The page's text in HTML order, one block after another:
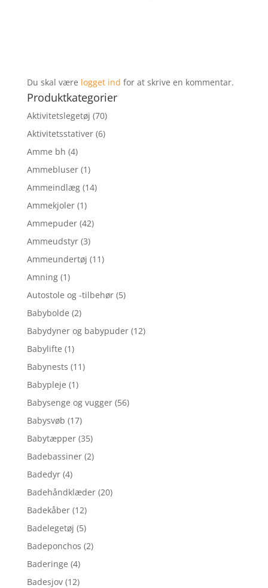
Du skal være logget ind for at skrive en kommentar.
Produktkategorier
Aktivitetslegetøj (70)
Aktivitetsstativer (6)
Amme bh (4)
Ammebluser (1)
Ammeindlæg (14)
Ammekjoler (1)
Ammepuder (42)
Ammeudstyr (3)
Ammeundertøj (11)
Amning (1)
Autostole og -tilbehør (5)
Babybolde (2)
Babydyner og babypuder (12)
Babylifte (1)
Babynests (11)
Babypleje (1)
Babysenge og vugger (56)
Babysvøb (17)
Babytæpper (35)
Badebassiner (2)
Badedyr (4)
Badehåndklæder (20)
Badekåber (12)
Badelegetøj (5)
Badeponchos (2)
Baderinge (4)
Badesjov (12)